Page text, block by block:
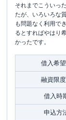
それまでこういっ
たが、いろいろな
も問題なく利用で
るとすればやはり
かったです。
借入希
融資限
借入時
申込方